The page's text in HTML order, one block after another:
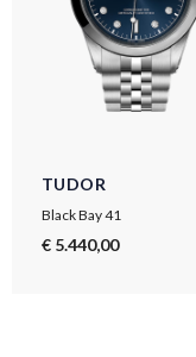
TUDOR
Black Bay 41
€ 5.440,00